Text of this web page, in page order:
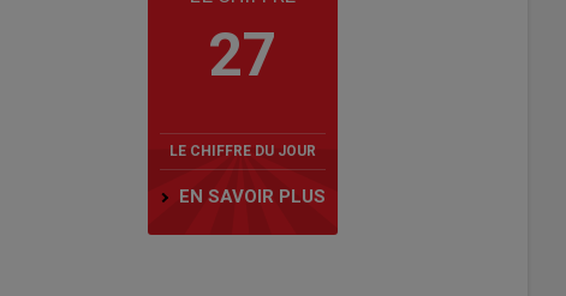
27
LE CHIFFRE DU JOUR
EN SAVOIR PLUS